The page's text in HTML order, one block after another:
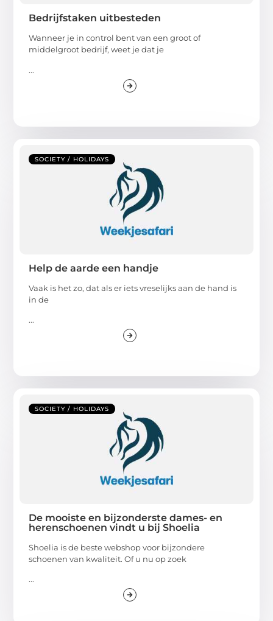
Bedrijfstaken uitbesteden
Wanneer je in control bent van een groot of
middelgroot bedrijf, weet je dat je
...
SOCIETY / HOLIDAYS
Help de aarde een handje
Vaak is het zo, dat als er iets vreselijks aan de hand is
in de
...
SOCIETY / HOLIDAYS
De mooiste en bijzonderste dames- en
herenschoenen vindt u bij Shoelia
Shoelia is de beste webshop voor bijzondere
schoenen van kwaliteit. Of u nu op zoek
...